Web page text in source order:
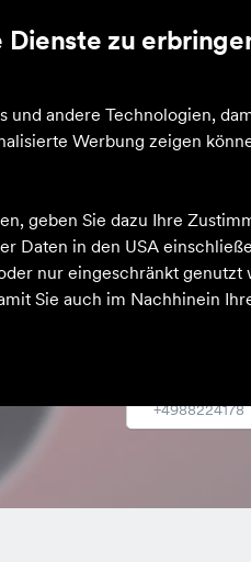
zu
andere Technologien,
Werbung zeigen
geben Sie dazu Ihre
Daten in den USA
nur eingeschränkt
Sie auch im Nachhinein
Über uns
+4988224178